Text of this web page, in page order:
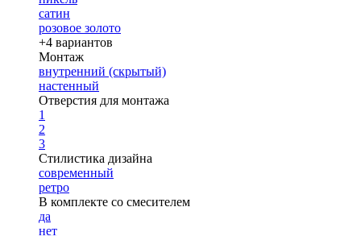
сатин
розовое золото
+4 вариантов
Монтаж
внутренний (скрытый)
настенный
Отверстия для монтажа
1
2
3
Стилистика дизайна
современный
ретро
В комплекте со смесителем
да
нет